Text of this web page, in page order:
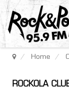
Home
ROCKOLA